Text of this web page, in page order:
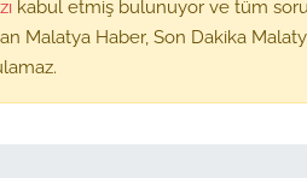
kabul etmiş bulunuyor ve tüm
Malatya Haber, Son Dakika